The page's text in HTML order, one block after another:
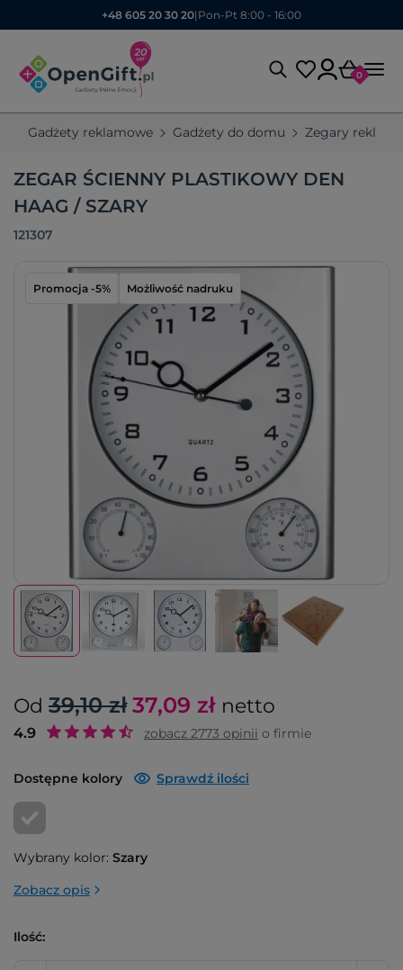
+48 605 20 30 20| Pon-Pt 8:00 - 16:00
0
Gadżety reklamowe Gadżety do domu Zegary
ZEGAR ŚCIENNY PLASTIKOWY DEN
HAAG / SZARY
121307
Promocja -5% Możliwość nadruku
Od 39,10 zł 37,09 zł netto
4.9 zobacz 2773 opinii o firmie
Dostępne kolory Sprawdź ilości
Wybrany kolor: Szary
Zobacz opis
Ilość: